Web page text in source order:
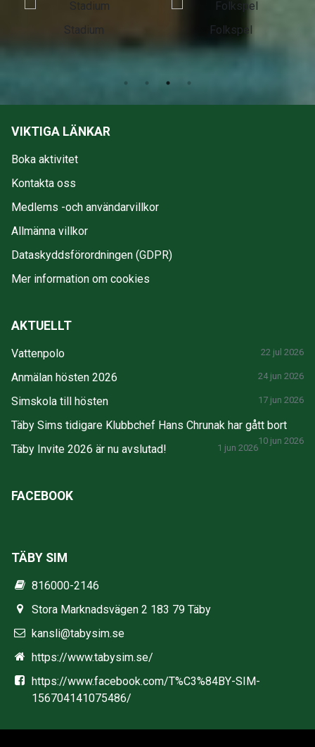
Stadium Folkspel
VIKTIGA LÄNKAR
Boka aktivitet
Kontakta oss
Medlems -och användarvillkor
Allmänna villkor
Dataskyddsförordningen (GDPR)
Mer information om cookies
AKTUELLT
Vattenpolo 22 jul 2026
Anmälan hösten 2026 24 jun 2026
Simskola till hösten 17 jun 2026
Täby Sims tidigare Klubbchef Hans Chrunak har gått bort
10 jun 2026
Täby Invite 2026 är nu avslutad! 1 jun 2026
FACEBOOK
TÄBY SIM
816000-2146
Stora Marknadsvägen 2 183 79 Täby
kansli@tabysim.se
https://www.tabysim.se/
https://www.facebook.com/T%C3%84BY-SIM-
156704141075486/